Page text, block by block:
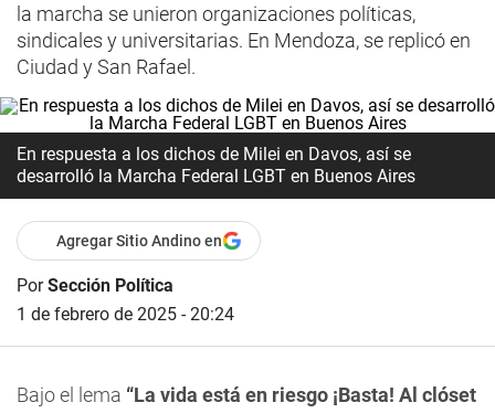
la marcha se unieron organizaciones políticas,
sindicales y universitarias. En Mendoza, se replicó en
Ciudad y San Rafael.
En respuesta a los dichos de Milei en Davos, así se
desarrolló la Marcha Federal LGBT en Buenos Aires
Agregar Sitio Andino en
PorSección Política
1 de febrero de 2025 - 20:24
Bajo el lema “La vida está en riesgo ¡Basta! Al clóset